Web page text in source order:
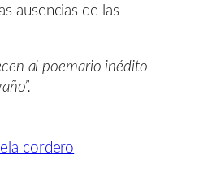
ausencias de las
al poemario inédito
cordero